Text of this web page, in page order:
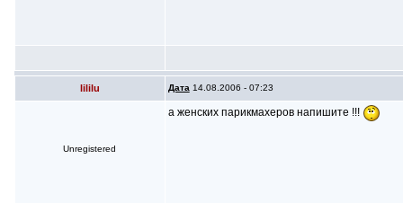
lililu Дата 14.08.2006 - 07:23
Unregistered
а женских парикмахеров напишите !!!